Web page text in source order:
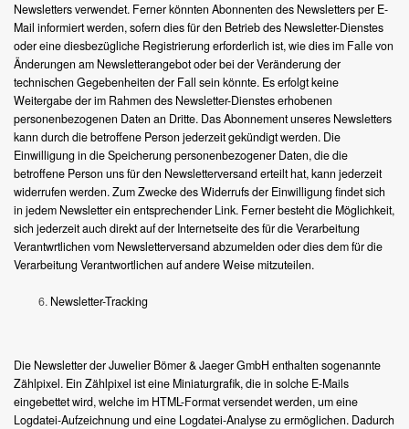
Newsletters verwendet. Ferner könnten Abonnenten des Newsletters per E-
Mail informiert werden, sofern dies für den Betrieb des Newsletter-Dienstes
oder eine diesbezügliche Registrierung erforderlich ist, wie dies im Falle von
Änderungen am Newsletterangebot oder bei der Veränderung der
technischen Gegebenheiten der Fall sein könnte. Es erfolgt keine
Weitergabe der im Rahmen des Newsletter-Dienstes erhobenen
personenbezogenen Daten an Dritte. Das Abonnement unseres Newsletters
kann durch die betroffene Person jederzeit gekündigt werden. Die
Einwilligung in die Speicherung personenbezogener Daten, die die
betroffene Person uns für den Newsletterversand erteilt hat, kann jederzeit
widerrufen werden. Zum Zwecke des Widerrufs der Einwilligung findet sich
in jedem Newsletter ein entsprechender Link. Ferner besteht die Möglichkeit,
sich jederzeit auch direkt auf der Internetseite des für die Verarbeitung
Verantwrtlichen vom Newsletterversand abzumelden oder dies dem für die
Verarbeitung Verantwortlichen auf andere Weise mitzuteilen.
Newsletter-Tracking
Die Newsletter der Juwelier Bömer & Jaeger GmbH enthalten sogenannte
Zählpixel. Ein Zählpixel ist eine Miniaturgrafik, die in solche E-Mails
eingebettet wird, welche im HTML-Format versendet werden, um eine
Logdatei-Aufzeichnung und eine Logdatei-Analyse zu ermöglichen. Dadurch